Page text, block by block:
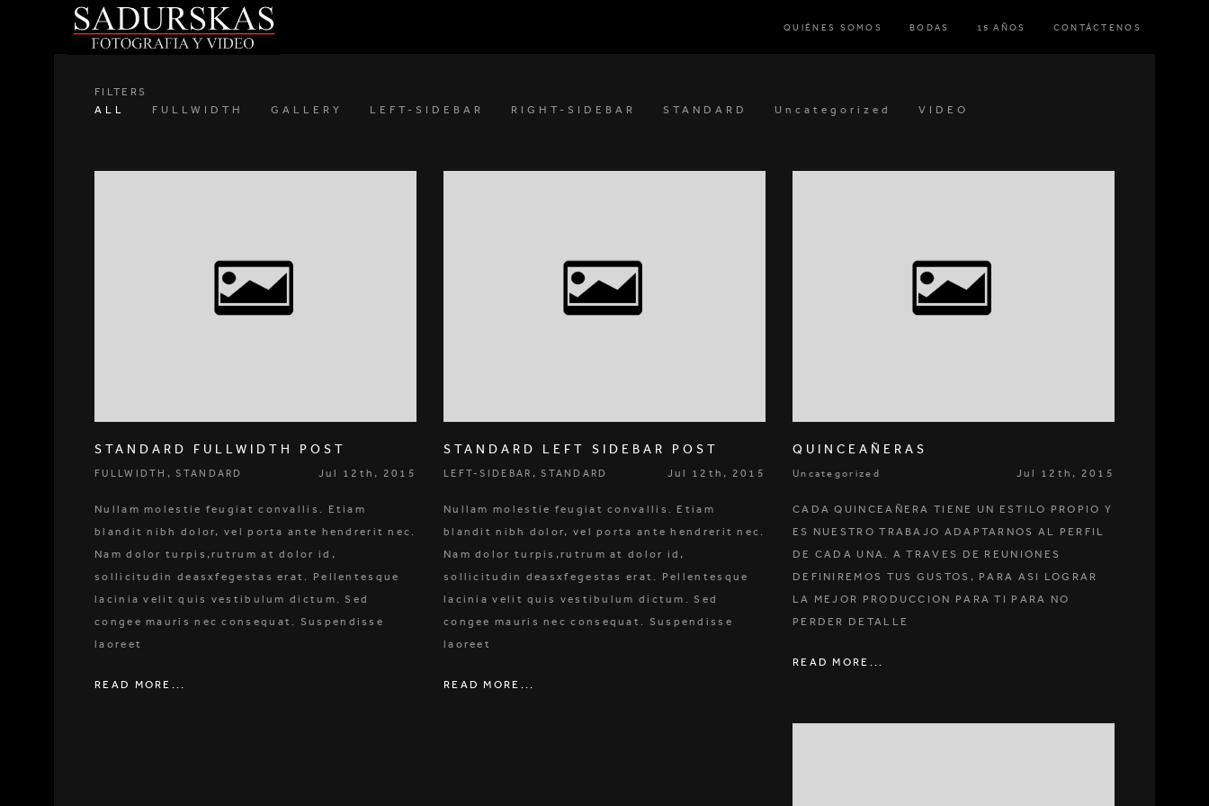
QUIÉNES SOMOS BODAS 15 AÑOS CONTÁCTENOS
FILTERS
ALL
FULLWIDTH GALLERY LEFT-SIDEBAR RIGHT-SIDEBAR STANDARD Uncategorized VIDEO
STANDARD FULLWIDTH POST
FULLWIDTH ,STANDARD Jul 12th, 2015
Nullam molestie feugiat convallis. Etiam
blandit nibh dolor, vel porta ante hendrerit nec.
Nam dolor turpis,rutrum at dolor id,
sollicitudin deasxfegestas erat. Pellentesque
lacinia velit quis vestibulum dictum. Sed
congee mauris nec consequat. Suspendisse
laoreet
READ MORE...
STANDARD LEFT SIDEBAR POST
LEFT-SIDEBAR ,STANDARD Jul 12th, 2015
Nullam molestie feugiat convallis. Etiam
blandit nibh dolor, vel porta ante hendrerit nec.
Nam dolor turpis,rutrum at dolor id,
sollicitudin deasxfegestas erat. Pellentesque
lacinia velit quis vestibulum dictum. Sed
congee mauris nec consequat. Suspendisse
laoreet
READ MORE...
QUINCEAÑERAS
Uncategorized Jul 12th, 2015
CADA QUINCEAÑERA TIENE UN ESTILO PROPIO Y
ES NUESTRO TRABAJO ADAPTARNOS AL PERFIL
DE CADA UNA. A TRAVES DE REUNIONES
DEFINIREMOS TUS GUSTOS, PARA ASI LOGRAR
LA MEJOR PRODUCCION PARA TI PARA NO
PERDER DETALLE
READ MORE...